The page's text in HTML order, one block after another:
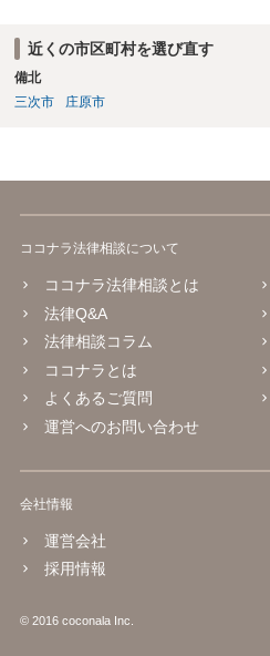
近くの市区町村を選び直す
備北
三次市
庄原市
ココナラ法律相談について
ココナラ法律相談とは
法律Q&A
法律相談コラム
ココナラとは
よくあるご質問
運営へのお問い合わせ
会社情報
運営会社
採用情報
© 2016 coconala Inc.